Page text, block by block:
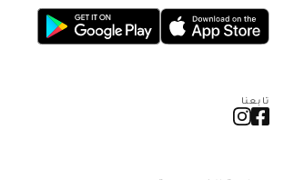
تابعنا